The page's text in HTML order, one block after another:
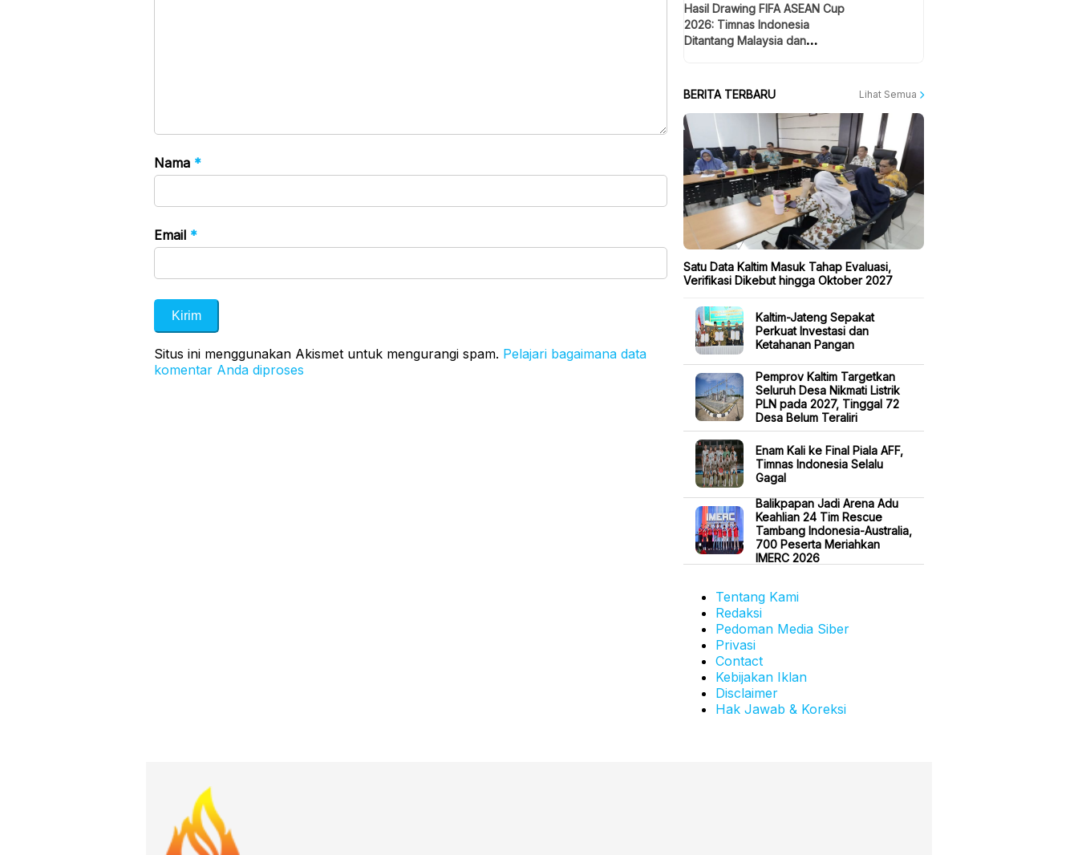
Nama *
Email *
Situs ini menggunakan Akismet untuk mengurangi spam. Pelajari bagaimana data
komentar Anda diproses
Hasil Drawing FIFA ASEAN Cup
2026: Timnas Indonesia
Ditantang Malaysia dan
BERITA TERBARU Lihat Semua
Satu Data Kaltim Masuk Tahap Evaluasi,
Verifikasi Dikebut hingga Oktober 2027
Kaltim-Jateng Sepakat
Perkuat Investasi dan
Ketahanan Pangan
Pemprov Kaltim Targetkan
Seluruh Desa Nikmati Listrik
PLN pada 2027, Tinggal 72
Desa Belum Teraliri
Enam Kali ke Final Piala AFF,
Timnas Indonesia Selalu
Gagal
Balikpapan Jadi Arena Adu
Keahlian 24 Tim Rescue
Tambang Indonesia-Australia,
700 Peserta Meriahkan
IMERC 2026
Tentang Kami
Redaksi
Pedoman Media Siber
Privasi
Contact
Kebijakan Iklan
Disclaimer
Hak Jawab & Koreksi